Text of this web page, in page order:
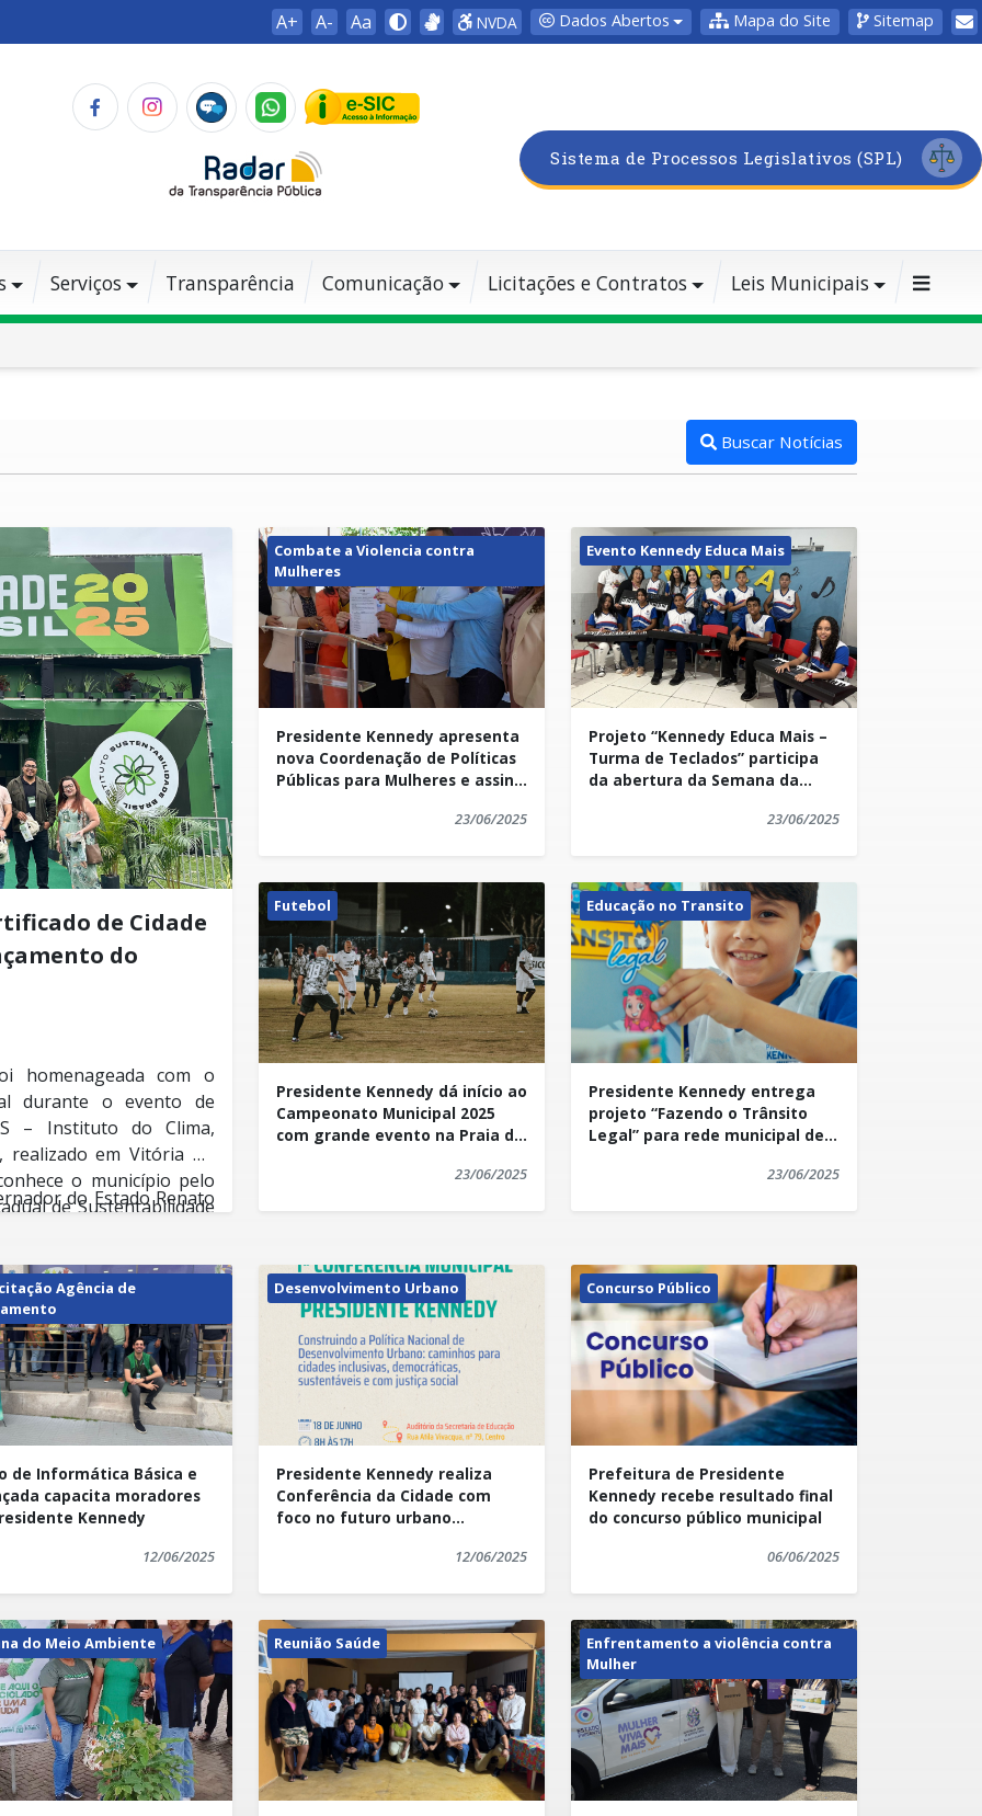
A+ A- Aa NVDA Dados Abertos Mapa do Site Sitemap
Sistema de Processos Legislativos (SPL)
Serviços Transparência Comunicação Licitações e Contratos Leis Municipais
Buscar Notícias
de Cidade
do
homenageada com o
durante o evento de
– Instituto do Clima,
em Vitória no
o município pelo
de Sustentabilidade
do Estado Renato
ambientais,
civil, e teve como
Perspectivas para o
Aliel Machado,
dos Deputados.
foi reconhecida como
socioambiental,
gestão sustentável,
e boas práticas na
é motivo de orgulho e
sustentável e a
coletivo, fruto do
kennedense”,
Wagner Porto
em parceria com o
assina o selo de
conquista de Kennedy
outros municípios do
Combate a Violencia contra
Mulheres
Presidente Kennedy apresenta
nova Coordenação de Políticas
Públicas para Mulheres e assina
enfrentamento à violência23/06/2025
Evento Kennedy Educa Mais
Projeto “Kennedy Educa Mais –
Turma de Teclados” participa
da abertura da Semana da
23/06/2025
Futebol
Presidente Kennedy dá início ao
Campeonato Municipal 2025
com grande evento na Praia de
23/06/2025
Educação no Transito
Presidente Kennedy entrega
projeto “Fazendo o Trânsito
Legal” para rede municipal de
23/06/2025
Agência de
de Informática Básica e
capacita moradores
Kennedy
12/06/2025
Desenvolvimento Urbano
Presidente Kennedy realiza
Conferência da Cidade com
foco no futuro urbano
12/06/2025
Concurso Público
Prefeitura de Presidente
Kennedy recebe resultado final
do concurso público municipal
06/06/2025
do Meio Ambiente Reunião Saúde
Enfrentamento a violência contra
Mulher